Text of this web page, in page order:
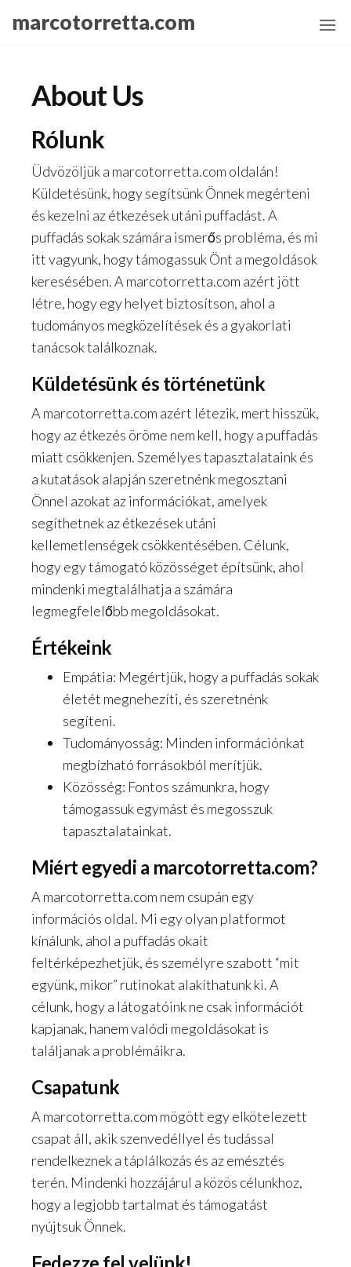
marcotorretta.com
About Us
Rólunk
Üdvözöljük a marcotorretta.com oldalán!
Küldetésünk, hogy segítsünk Önnek megérteni
és kezelni az étkezések utáni puffadást. A
puffadás sokak számára ismerős probléma, és mi
itt vagyunk, hogy támogassuk Önt a megoldások
keresésében. A marcotorretta.com azért jött
létre, hogy egy helyet biztosítson, ahol a
tudományos megközelítések és a gyakorlati
tanácsok találkoznak.
Küldetésünk és történetünk
A marcotorretta.com azért létezik, mert hisszük,
hogy az étkezés öröme nem kell, hogy a puffadás
miatt csökkenjen. Személyes tapasztalataink és
a kutatások alapján szeretnénk megosztani
Önnel azokat az információkat, amelyek
segíthetnek az étkezések utáni
kellemetlenségek csökkentésében. Célunk,
hogy egy támogató közösséget építsünk, ahol
mindenki megtalálhatja a számára
legmegfelelőbb megoldásokat.
Értékeink
Empátia: Megértjük, hogy a puffadás sokak
életét megnehezíti, és szeretnénk
segíteni.
Tudományosság: Minden információnkat
megbízható forrásokból merítjük.
Közösség: Fontos számunkra, hogy
támogassuk egymást és megosszuk
tapasztalatainkat.
Miért egyedi a marcotorretta.com?
A marcotorretta.com nem csupán egy
információs oldal. Mi egy olyan platformot
kínálunk, ahol a puffadás okait
feltérképezhetjük, és személyre szabott “mit
együnk, mikor” rutinokat alakíthatunk ki. A
célunk, hogy a látogatóink ne csak információt
kapjanak, hanem valódi megoldásokat is
találjanak a problémáikra.
Csapatunk
A marcotorretta.com mögött egy elkötelezett
csapat áll, akik szenvedéllyel és tudással
rendelkeznek a táplálkozás és az emésztés
terén. Mindenki hozzájárul a közös célunkhoz,
hogy a legjobb tartalmat és támogatást
nyújtsuk Önnek.